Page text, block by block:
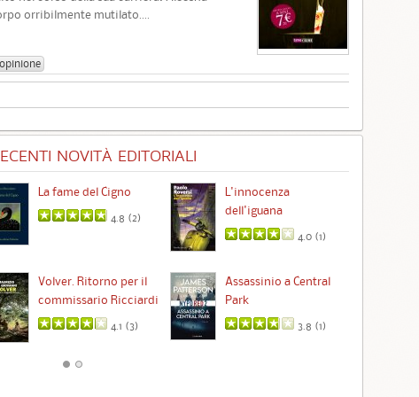
orribilmente mutilato....
NOVITÀ EDITORIALI
La fame del Cigno
4.8 (2)
L'innocenza
dell'iguana
4.0 (1)
Volver. Ritorno per il
commissario Ricciardi
4.1 (3)
Assassinio a Central
Park
3.8 (1)